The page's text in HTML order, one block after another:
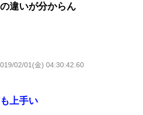
違いが分からん
02/01(金) 04:30:42.60
上手い